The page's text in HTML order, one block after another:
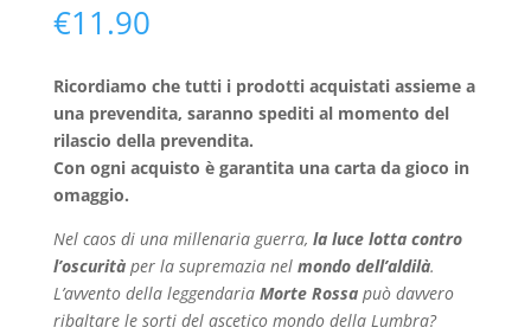
su base
di
€11.90
Ricordiamo che tutti i prodotti acquistati assieme a
una prevendita, saranno spediti al momento del
rilascio della prevendita.
Con ogni acquisto è garantita una carta da gioco in
omaggio.
Nel caos di una millenaria guerra, la luce lotta contro
l’oscuritàper la supremazia nel mondo dell’aldilà.
L’avvento della leggendaria Morte Rossapuò davvero
ribaltare le sorti del ascetico mondo della Lumbra?